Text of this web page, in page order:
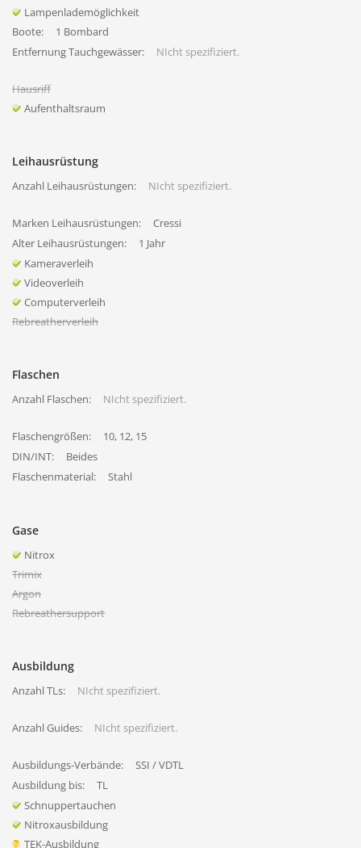
Lampenlademöglichkeit
Boote:
1 Bombard
Entfernung Tauchgewässer:
NIcht spezifiziert.
Hausriff
Aufenthaltsraum
Leihausrüstung
Anzahl Leihausrüstungen: NIcht spezifiziert.
Marken Leihausrüstungen:
Cressi
Alter Leihausrüstungen:
1 Jahr
Kameraverleih
Videoverleih
Computerverleih
Rebreatherverleih
Flaschen
Anzahl Flaschen: NIcht spezifiziert.
Flaschengrößen:
10, 12, 15
DIN/INT:
Beides
Flaschenmaterial:
Stahl
Gase
Nitrox
Trimix
Argon
Rebreathersupport
Ausbildung
Anzahl TLs: NIcht spezifiziert.
Anzahl Guides: NIcht spezifiziert.
Ausbildungs-Verbände:
SSI / VDTL
Ausbildung bis:
TL
Schnuppertauchen
Nitroxausbildung
TEK-Ausbildung